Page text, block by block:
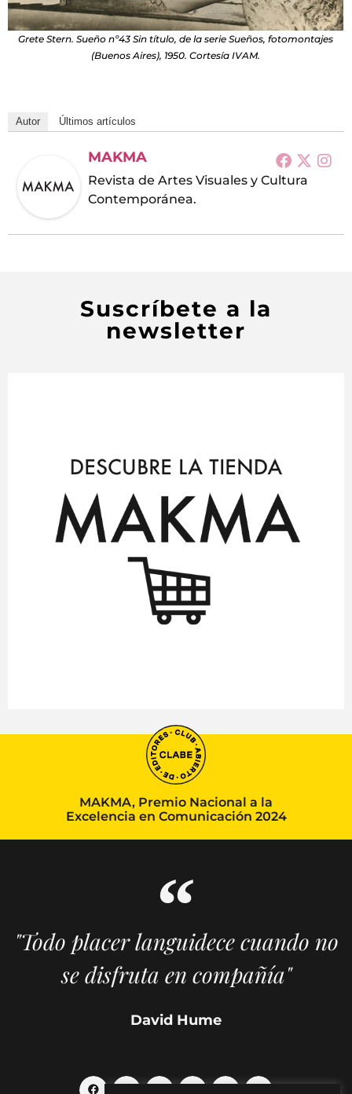
Grete Stern. Sueño nº43 Sin título, de la serie Sueños, fotomontajes
(Buenos Aires), 1950. Cortesía IVAM.
Autor Últimos artículos
MAKMA
Revista de Artes Visuales y Cultura
Contemporánea.
Suscríbete a la
newsletter
MAKMA, Premio Nacional a la
Excelencia en Comunicación 2024
"Todo placer languidece cuando no
se disfruta en compañía"
David Hume